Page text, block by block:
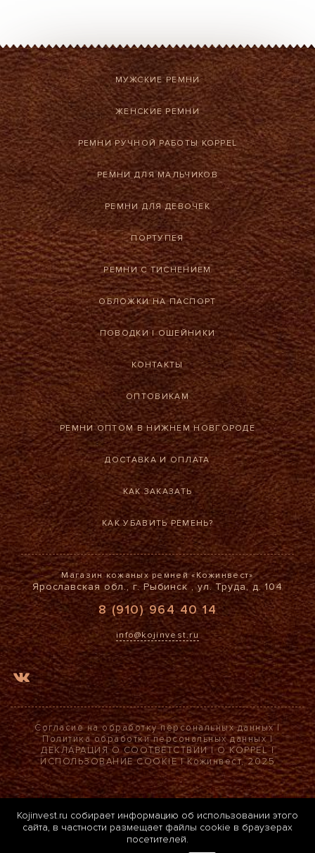
МУЖСКИЕ РЕМНИ
ЖЕНСКИЕ РЕМНИ
РЕМНИ РУЧНОЙ РАБОТЫ KOPPEL
РЕМНИ ДЛЯ МАЛЬЧИКОВ
РЕМНИ ДЛЯ ДЕВОЧЕК
ПОРТУПЕЯ
РЕМНИ С ТИСНЕНИЕМ
ОБЛОЖКИ НА ПАСПОРТ
ПОВОДКИ |ОШЕЙНИКИ
КОНТАКТЫ
ОПТОВИКАМ
РЕМНИ ОПТОМ В НИЖНЕМ НОВГОРОДЕ
ДОСТАВКА И ОПЛАТА
КАК ЗАКАЗАТЬ
КАК УБАВИТЬ РЕМЕНЬ?
Магазин кожаных ремней «Кожинвест»
Ярославская обл., г. Рыбинск , ул. Труда, д. 104
8 (910) 964 40 14
info@kojinvest.ru
Согласие на обработку персональных данных|
Политика обработки персональных данных|
ДЕКЛАРАЦИЯ О СООТВЕТСТВИИ|О KOPPEL|
ИСПОЛЬЗОВАНИЕ COOKIE| Кожинвест, 2025
Kojinvest.ru собирает информацию об использовании этого
сайта, в частности размещает файлы cookie в браузерах
посетителей.